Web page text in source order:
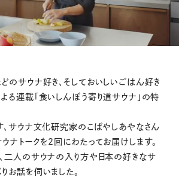
M
のサウナ好き、そしておいしいごはん好き
る連載「食いしんぼう寄り道サウナ」の特
、サウナ文化研究家のこばやしあやなさん
ナトークを2回にわたってお届けします。
二人のサウナの入り方や日本の好きなサ
お話を伺いました。